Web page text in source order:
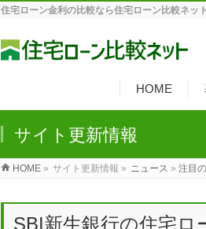
住宅ローン金利の比較なら住宅ローン比較ネット
HOME
サイト更新情報
HOME » サイト更新情報 » ニュース » 注目
SBI新生銀行の住宅ロ